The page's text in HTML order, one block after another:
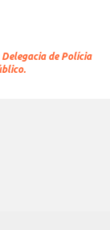
de Polícia